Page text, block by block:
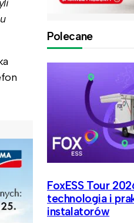
Polecane
FoxESS Tour
technologia i
instalatorów